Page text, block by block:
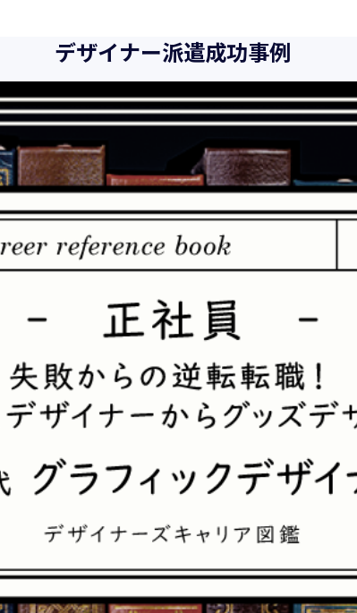
向、社会的要請の変化、経営環境の変動等を常に認識しなが
当社は、事業の目的に適切な個人情報の取得・利用及び提供
当社は個人情報の取扱いに関する法令、国が定める指針その他
当社は個人情報の漏えい、滅失、き損などのリスクに対して
制を構築し、継続的に向上させていきます。また、万一の際
当社は個人情報取扱いに関する苦情及び相談に対しては、迅
個人情報保護マネジメントシステムは、当社を取り巻く環境
続的に改善をはかっていきます。
株式会社 ユウクリ 個人情報保護管理責任者 安部 洋平
〒151-0073 東京都渋谷区笹塚1-55-7 マルエスファーストビル 7F
メールアドレス：
info@y-create.co.jp
電話番号：03-6712-7970（土日休日を除く9:00～18:00）
平成16年 2月 1日
平成23年 4月 1日 改訂
平成26年 9月10日 改訂
平成27年 6月24日 改訂
平成28年11月 1日 改訂
平成30年 7月 1日 改訂
令和6年 5月 1日 改訂
デザイナー派遣成功事例